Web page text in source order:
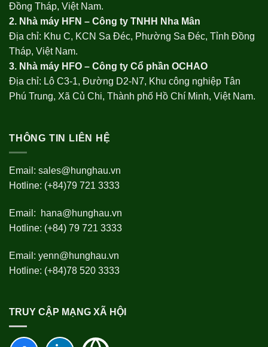
Đồng Tháp, Việt Nam.
2. Nhà máy HFN – Công ty TNHH Nha Mân
Địa chỉ: Khu C, KCN Sa Đéc, Phường Sa Đéc, Tỉnh Đồng
Tháp, Việt Nam.
3. Nhà máy HFO – Công ty Cổ phần OCHAO
Địa chỉ: Lô C3-1, Đường D2-N7, Khu công nghiệp Tân
Phú Trung, Xã Củ Chi, Thành phố Hồ Chí Minh, Việt Nam.
THÔNG TIN LIÊN HỆ
Email: sales@hunghau.vn
Hotline: (+84)79 721 3333
Email:
hana@hunghau.vn
Hotline: (+84) 79 721 3333
Email: yenn@hunghau.vn
Hotline: (+84)78 520 3333
TRUY CẬP MẠNG XÃ HỘI